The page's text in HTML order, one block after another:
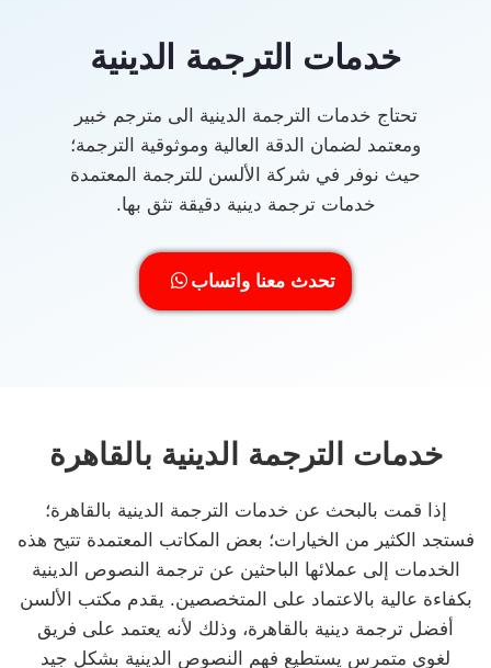
خدمات الترجمة الدينية
تحتاج خدمات الترجمة الدينية الى مترجم خبير
ومعتمد لضمان الدقة العالية وموثوقية الترجمة؛
حيث نوفر في شركة الألسن للترجمة المعتمدة
خدمات ترجمة دينية دقيقة تثق بها.
تحدث معنا واتساب
خدمات الترجمة الدينية بالقاهرة
إذا قمت بالبحث عن خدمات الترجمة الدينية بالقاهرة؛
فستجد الكثير من الخيارات؛ بعض المكاتب المعتمدة تتيح هذه
الخدمات إلى عملائها الباحثين عن ترجمة النصوص الدينية
بكفاءة عالية بالاعتماد على المتخصصين. يقدم مكتب الألسن
أفضل ترجمة دينية بالقاهرة، وذلك لأنه يعتمد على فريق
لغوي متمرس يستطيع فهم النصوص الدينية بشكل جيد